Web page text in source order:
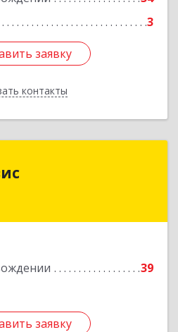
3
заявку
контакты
заявку
Назад
39
заявку
обл, Кингисеппский р-н,
заявку